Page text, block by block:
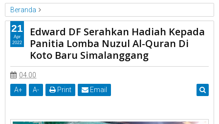
Beranda
Anggota DPRD
Edwar DF
Hadiah
Kabupaten Lima Puluh Kota
Koto Baru Simalnggang
Lomba Nuzul Quran
Serahkan
Edward DF Serahkan Hadiah Kepada Panitia Lomba Nuzul Al-
Quran Di Koto Baru Simalanggang
Edward DF Serahkan Hadiah Kepada
Panitia Lomba Nuzul Al-Quran Di
Koto Baru Simalanggang
04.00
A+ A- Print Email
21
Apr
2022